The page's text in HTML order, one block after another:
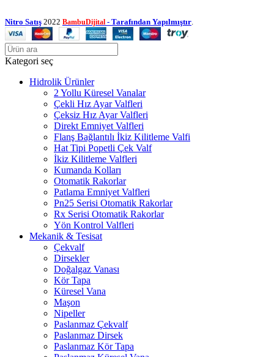
Nitro Satış 2022 BambuDijital - Tarafından Yapılmıştır
Kategori seç
Hidrolik Ürünler
2 Yollu Küresel Vanalar
Çekli Hız Ayar Valfleri
Çeksiz Hız Ayar Valfleri
Direkt Emniyet Valfleri
Flanş Bağlantılı İkiz Kilitleme Valfi
Hat Tipi Popetli Çek Valf
İkiz Kilitleme Valfleri
Kumanda Kolları
Otomatik Rakorlar
Patlama Emniyet Valfleri
Pn25 Serisi Otomatik Rakorlar
Rx Serisi Otomatik Rakorlar
Yön Kontrol Valfleri
Mekanik & Tesisat
Çekvalf
Dirsekler
Doğalgaz Vanası
Kör Tapa
Küresel Vana
Maşon
Nipeller
Paslanmaz Çekvalf
Paslanmaz Dirsek
Paslanmaz Kör Tapa